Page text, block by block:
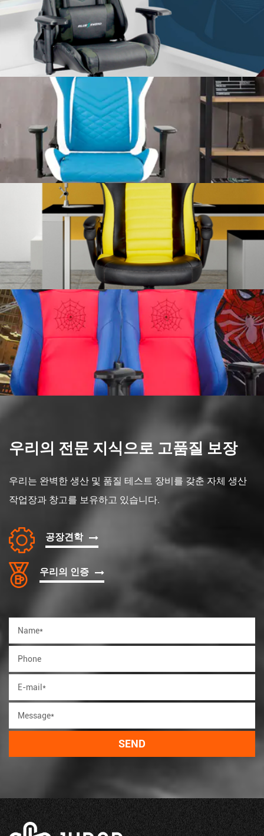
우리의 전문 지식으로 고품질 보장
우리는 완벽한 생산 및 품질 테스트 장비를 갖춘 자체 생산
작업장과 창고를 보유하고 있습니다.
공장견학
우리의 인증